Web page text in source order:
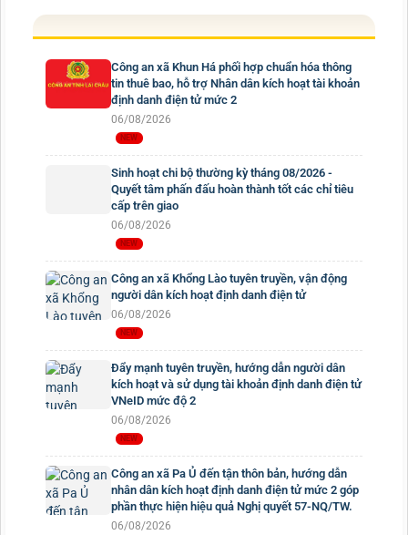
Công an xã Khun Há phối hợp chuẩn hóa thông
tin thuê bao, hỗ trợ Nhân dân kích hoạt tài khoản
định danh điện tử mức 2
06/08/2026
Sinh hoạt chi bộ thường kỳ tháng 08/2026 -
Quyết tâm phấn đấu hoàn thành tốt các chỉ tiêu
cấp trên giao
06/08/2026
Công an xã Khổng Lào tuyên truyền, vận động
người dân kích hoạt định danh điện tử
06/08/2026
Đẩy mạnh tuyên truyền, hướng dẫn người dân
kích hoạt và sử dụng tài khoản định danh điện tử
VNeID mức độ 2
06/08/2026
Công an xã Pa Ủ đến tận thôn bản, hướng dẫn
nhân dân kích hoạt định danh điện tử mức 2 góp
phần thực hiện hiệu quả Nghị quyết 57-NQ/TW.
06/08/2026